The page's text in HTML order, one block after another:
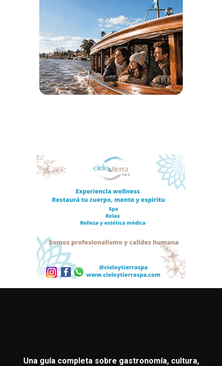
Una guía completa sobre gastronomía, cultura,